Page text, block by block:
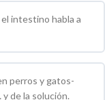
intestino habla a
perros y gatos-
de la solución.